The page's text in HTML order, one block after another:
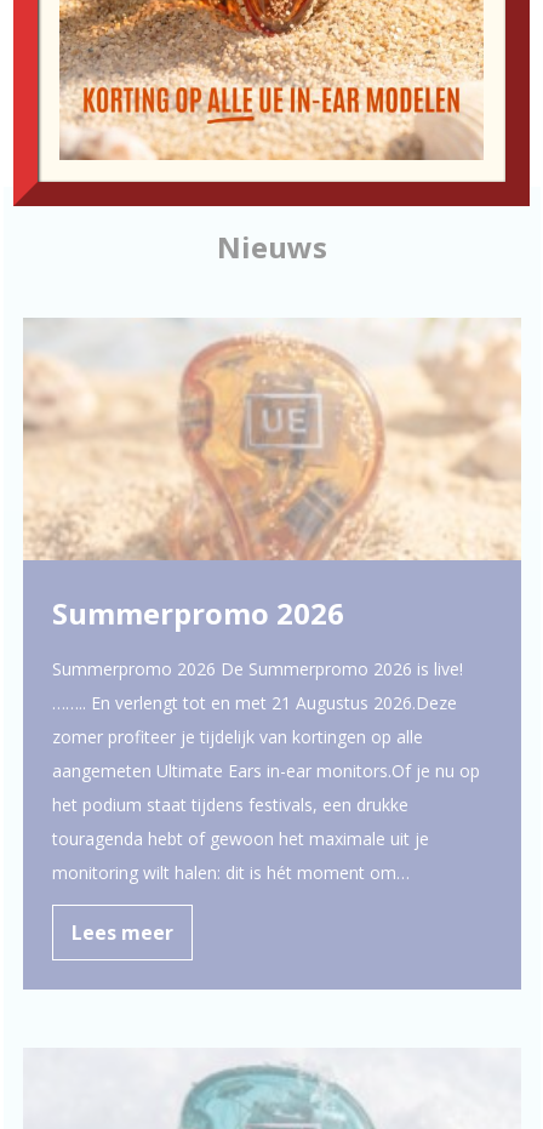
regelmatig uit? Dan is het tijd voor Comply
Foam Tips.
Lees meer Bestel in de webshop
Nieuws
Summerpromo 2026
Summerpromo 2026 De Summerpromo 2026 is live!
…….. En verlengt tot en met 21 Augustus 2026.Deze
zomer profiteer je tijdelijk van kortingen op alle
aangemeten Ultimate Ears in-ear monitors.Of je nu op
het podium staat tijdens festivals, een drukke
touragenda hebt of gewoon het maximale uit je
monitoring wilt halen: dit is hét moment om…
Lees meer